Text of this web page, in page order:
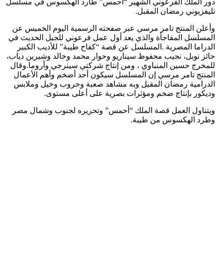
دور الملك الفرعوني الشهير “أحمس” طارد الهكسوس في مسلسل
تليفزيوني رمضان المقبل.
وأعلن المنتج تامر مرسي عبر صفحته الرسمية اليوم الخميس عن
المسلسل المفاجأة والذي يعد أول عمل فرعوني للجيل الحديث في
الدراما المصرية .المسلسل عن قصة “كفاح طيبة” للأديب الكبير
حائز نوبل، نجيب محفوظ سيناريو وحوار محمد وخالد وشيرين دياب،
للمخرج حسين المنباوي ، ومن إنتاج شركتي سينرجي وأروما.وقال
المنتج تامر مرسي إن المسلسل سيكون أحد أضخم وأهم الأعمال
الدرامية رمضان المقبل وبه مشاهد صعبة وحروب وخيل وملابس
وديكور بإنتاج ضخم ومؤثرات بصرية على أعلى مستوى.
ويتناول العمل قصة الملك “أحمس” وتحريره لجنوب وشمال مصر
وطرد الهكسوس من طيبة.